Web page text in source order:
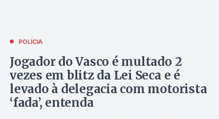
POLÍCIA
Jogador do Vasco é multado 2
vezes em blitz da Lei Seca e é
levado à delegacia com motorista
‘fada’, entenda